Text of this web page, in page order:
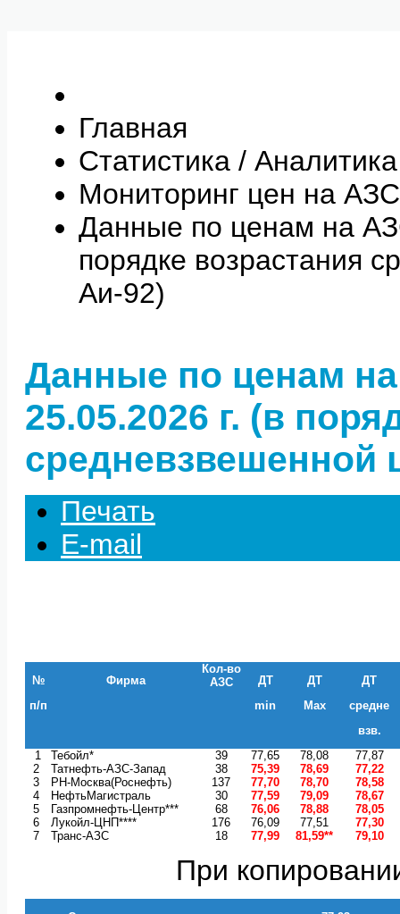
Главная
Статистика / Аналитика
Мониторинг цен на
Данные по ценам на
порядке возрастания
Аи-92)
Данные по ценам
25.05.2026 г. (в
средневзвешенной
Печать
E-mail
№
п/п
Фирма
Кол-во
АЗС
ДТ
min
ДТ
Max
ДТ
средне
взв.
1
Тебойл* 39 77,65 78,08
77,87
2
Татнефть-АЗС-Запад 38 75,39 78,69
77,22
3
РН-Москва(Роснефть) 137 77,70 78,70
78,58
4
НефтьМагистраль 30 77,59 79,09
78,67
5
Газпромнефть-Центр*** 68 76,06 78,88
78,05
6
Лукойл-ЦНП**** 176 76,09 77,51
77,30
7
Транс-АЗС 18 77,99 81,59** 79,10
При